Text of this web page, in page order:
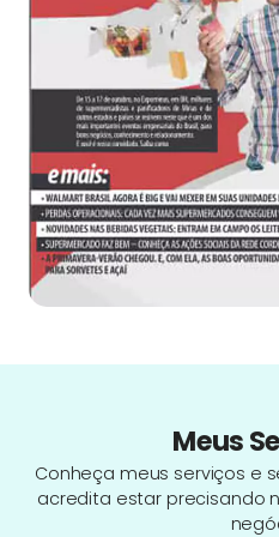
Meus
Conheça meus serviços e
acredita estar precisando